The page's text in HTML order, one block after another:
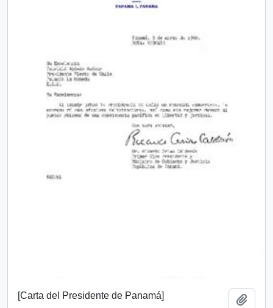
[Carta del Presidente de Panamá]